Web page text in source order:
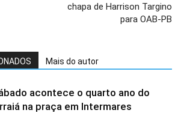
chapa de Harrison Targino
para OAB-PB
Mais do autor
acontece o quarto ano do
na praça em Intermares